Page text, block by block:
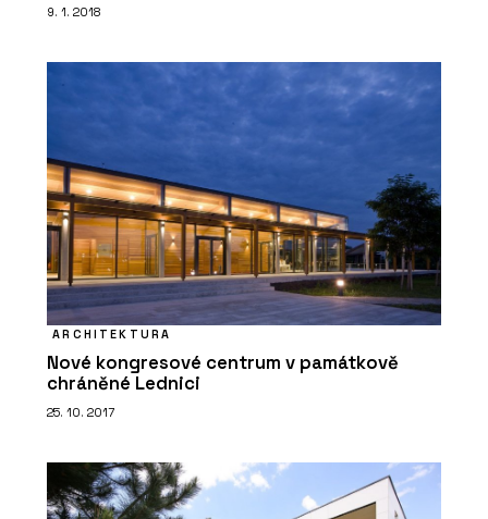
9. 1. 2018
ARCHITEKTURA
Nové kongresové centrum v památkově
chráněné Lednici
25. 10. 2017